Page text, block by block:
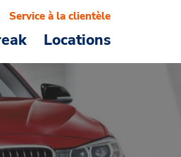
Locations
Service à la clientèle